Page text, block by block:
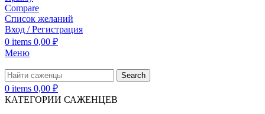
Compare
Список желаний
Вход / Регистрация
0 items 0,00 ₽
Меню
Search
0 items 0,00 ₽
КАТЕГОРИИ САЖЕНЦЕВ